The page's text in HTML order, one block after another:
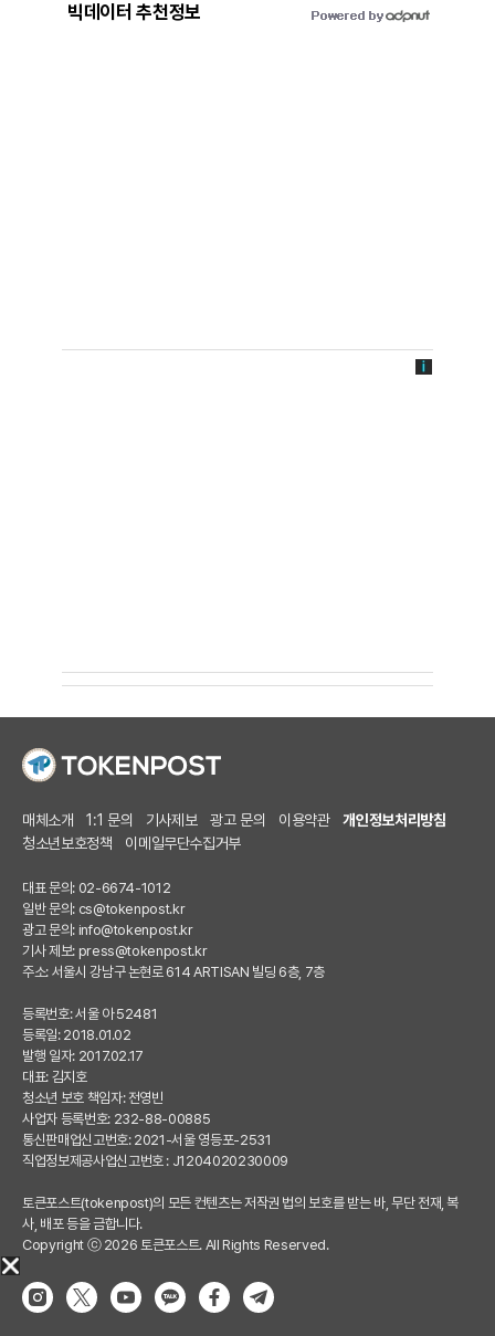
빅데이터 추천정보
매체소개 1:1 문의 기사제보 광고 문의 이용약관
개인정보처리방침
청소년보호정책
이메일무단수집거부
대표 문의: 02-6674-1012
일반 문의: cs@tokenpost.kr
광고 문의: info@tokenpost.kr
기사 제보: press@tokenpost.kr
주소: 서울시 강남구 논현로 614 ARTISAN 빌딩 6층, 7층
등록번호: 서울 아 52481
등록일: 2018.01.02
발행 일자: 2017.02.17
대표: 김지호
청소년 보호 책임자: 전영빈
사업자 등록번호: 232-88-00885
통신판매업신고번호: 2021-서울 영등포-2531
직업정보제공사업신고번호 : J1204020230009
토큰포스트(tokenpost)의 모든 컨텐츠는 저작권 법의 보호를 받는 바, 무단 전재, 복
사, 배포 등을 금합니다.
Copyright ⓒ 2026 토큰포스트. All Rights Reserved.